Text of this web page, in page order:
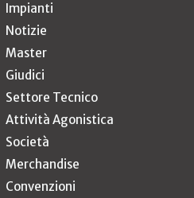
Impianti
Notizie
Master
Giudici
Settore Tecnico
Attività Agonistica
Società
Merchandise
Convenzioni